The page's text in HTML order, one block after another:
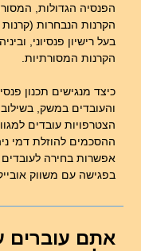
הפנסיה הגדולות,
הקרנות הנבחרות
בעל רישיון פנסיוני,
הקרנות המסורתיות.
כיצד מנגישים תכנון
והעובדים במשק,
הצטרפויות עובדים
ההסכמים להוזלת דמי
אפשרות בחירה לעובדים
בפגישה עם משווק
אתם עוברים